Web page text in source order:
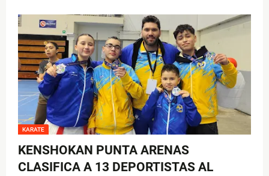
KARATE
KENSHOKAN PUNTA ARENAS
CLASIFICA A 13 DEPORTISTAS AL